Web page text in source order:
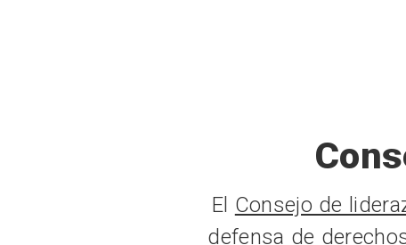
El Consejo de
defensa de